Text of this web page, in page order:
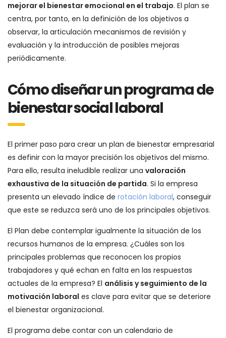
mejorar el bienestar emocional en el trabajo. El plan se
centra, por tanto, en la definición de los objetivos a
observar, la articulación mecanismos de revisión y
evaluación y la introducción de posibles mejoras
periódicamente.
Cómo diseñar un programa de
bienestar social laboral
El primer paso para crear un plan de bienestar empresarial
es definir con la mayor precisión los objetivos del mismo.
Para ello, resulta ineludible realizar una valoración
exhaustiva de la situación de partida. Si la empresa
presenta un elevado índice de rotación laboral, conseguir
que este se reduzca será uno de los principales objetivos.
El Plan debe contemplar igualmente la situación de los
recursos humanos de la empresa. ¿Cuáles son los
principales problemas que reconocen los propios
trabajadores y qué echan en falta en las respuestas
actuales de la empresa? El análisis y seguimiento de la
motivación laboral es clave para evitar que se deteriore
el bienestar organizacional.
El programa debe contar con un calendario de